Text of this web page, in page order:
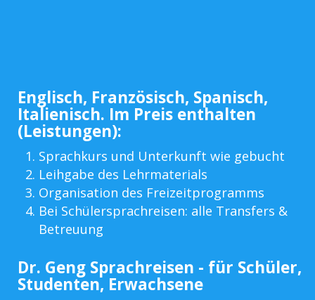
Englisch, Französisch, Spanisch,
Italienisch. Im Preis enthalten
(Leistungen):
Sprachkurs und Unterkunft wie gebucht
Leihgabe des Lehrmaterials
Organisation des Freizeitprogramms
Bei Schülersprachreisen: alle Transfers &
Betreuung
Dr. Geng Sprachreisen - für Schüler,
Studenten, Erwachsene